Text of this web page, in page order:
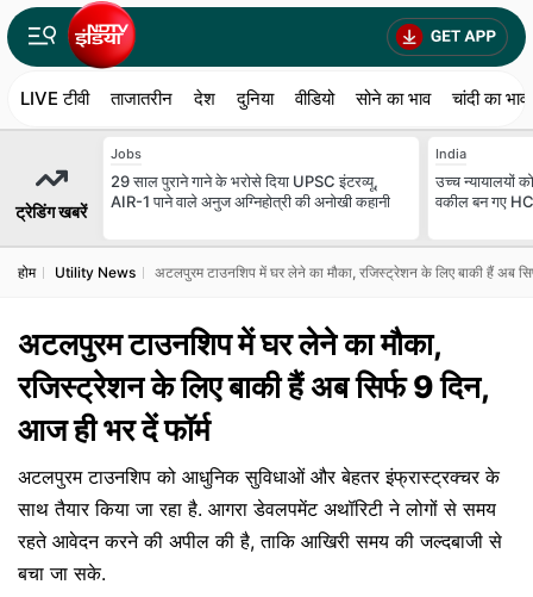
LIVE टीवी ताजातरीन देश दुनिया वीडियो सोने का भाव चांदी का भाव
ट्रेडिंग खबरें
Jobs
29 साल पुराने गाने के भरोसे दिया UPSC इंटरव्यू,
AIR-1 पाने वाले अनुज अग्निहोत्री की अनोखी कहानी
India
उच्च न्यायालयों
वकील बन गए
होम Utility News अटलपुरम टाउनशिप में घर लेने का मौका, रजिस्ट्रेशन के लिए बाकी हैं अब
अटलपुरम टाउनशिप में घर लेने का मौका,
रजिस्ट्रेशन के लिए बाकी हैं अब सिर्फ 9 द‍िन,
आज ही भर दें फॉर्म
अटलपुरम टाउनशिप को आधुनिक सुविधाओं और बेहतर इंफ्रास्ट्रक्चर के
साथ तैयार किया जा रहा है. आगरा डेवलपमेंट अथॉरिटी ने लोगों से समय
रहते आवेदन करने की अपील की है, ताकि आखिरी समय की जल्दबाजी से
बचा जा सके.